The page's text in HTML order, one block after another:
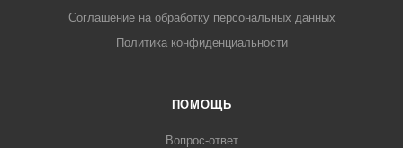
Соглашение на обработку персональных данных
Политика конфиденциальности
ПОМОЩЬ
Вопрос-ответ